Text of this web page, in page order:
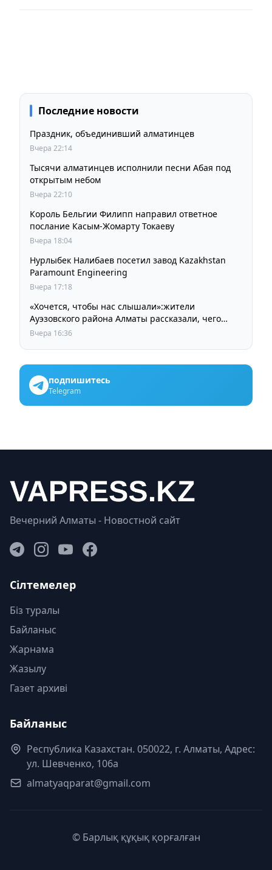
Последние новости
Праздник, объединивший алматинцев
Вчера 22:14
Тысячи алматинцев исполнили песни Абая под
открытым небом
Вчера 22:10
Король Бельгии Филипп направил ответное
послание Касым-Жомарту Токаеву
Вчера 18:04
Нурлыбек Налибаев посетил завод Kazakhstan
Paramount Engineering
Вчера 17:18
«Хочется, чтобы нас слышали»:жители
Ауэзовского района Алматы рассказали, чего
ждут от выборов депутатов Курултая
Вчера 16:36
подпишитесь
Telegram
Вечерний Алматы - Новостной сайт
Сілтемелер
Біз туралы
Байланыс
Жарнама
Жазылу
Газет архиві
Байланыс
Республика Казахстан. 050022, г. Алматы, Адрес:
ул. Шевченко, 106а
almatyaqparat@gmail.com
© Барлық құқық қорғалған